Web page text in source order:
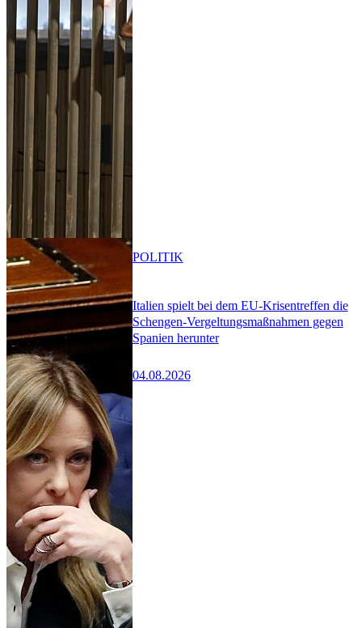
Italien spielt bei dem EU-Krisentreffen die
Schengen-Vergeltungsmaßnahmen gegen
Spanien herunter
04.08.2026
POLITIK